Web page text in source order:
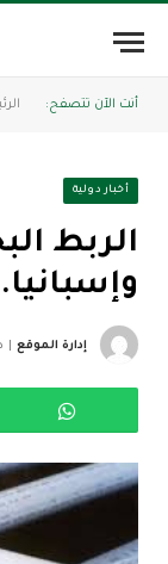
أنت الآن تتصفح:
أخبار دولية
الربط
إدارة الموقع